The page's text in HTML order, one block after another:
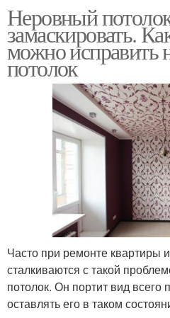
Неровный
замаскировать.
можно исправить
потолок
Часто при ремонте квартиры
сталкиваются с такой
потолок. Он портит вид
оставлять его в таком